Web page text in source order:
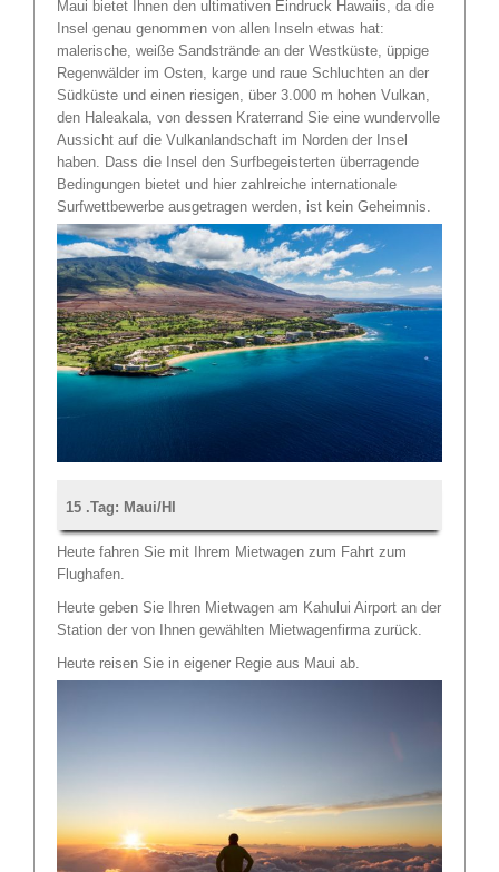
Maui bietet Ihnen den ultimativen Eindruck Hawaiis, da die
Insel genau genommen von allen Inseln etwas hat:
malerische, weiße Sandstrände an der Westküste, üppige
Regenwälder im Osten, karge und raue Schluchten an der
Südküste und einen riesigen, über 3.000 m hohen Vulkan,
den Haleakala, von dessen Kraterrand Sie eine wundervolle
Aussicht auf die Vulkanlandschaft im Norden der Insel
haben. Dass die Insel den Surfbegeisterten überragende
Bedingungen bietet und hier zahlreiche internationale
Surfwettbewerbe ausgetragen werden, ist kein Geheimnis.
15 .Tag: Maui/HI
Heute fahren Sie mit Ihrem Mietwagen zum Fahrt zum
Flughafen.
Heute geben Sie Ihren Mietwagen am Kahului Airport an der
Station der von Ihnen gewählten Mietwagenfirma zurück.
Heute reisen Sie in eigener Regie aus Maui ab.